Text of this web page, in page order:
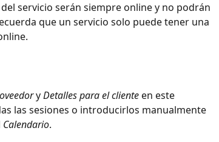
servicio serán siempre online y no podrán
que un servicio solo puede tener una
y Detalles para el cliente en este
las sesiones o introducirlos manualmente
Calendario.